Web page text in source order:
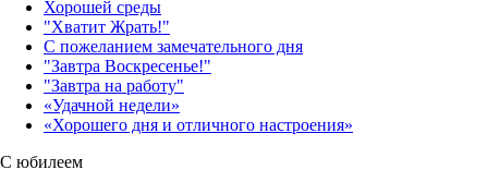
Хорошей среды
"Хватит Жрать!"
С пожеланием замечательного дня
"Завтра Воскресенье!"
"Завтра на работу"
«Удачной недели»‎
«Хорошего дня и отличного настроения»‎
С юбилеем